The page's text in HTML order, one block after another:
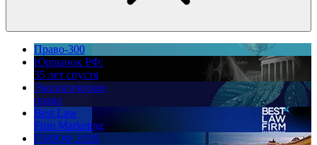
Право-300
Юррынок РФ:
35 лет спустя
Экологическое
право
Best Law
Firm Marketing
ПМЮФ 2026